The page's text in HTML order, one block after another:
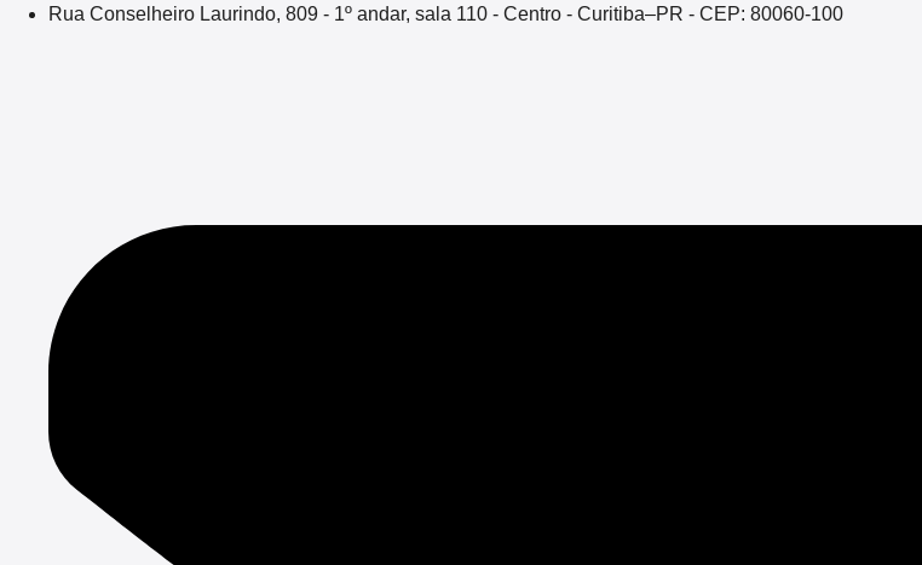
Rua Conselheiro Laurindo, 809 - 1º andar, sala 110 - Centro - Curitiba–PR - CEP: 80060-100